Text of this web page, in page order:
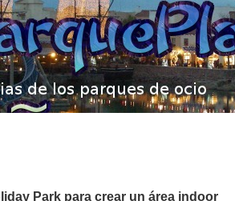
Park para crear un área indoor